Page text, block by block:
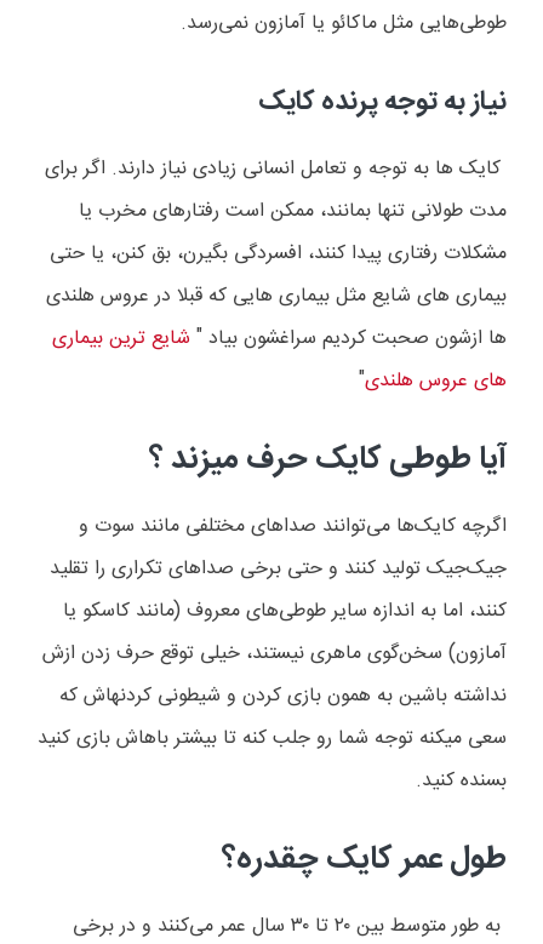
طوطی‌هایی مثل ماکائو یا آمازون نمی‌رسد.
نیاز به توجه پرنده کایک
کایک ها به توجه و تعامل انسانی زیادی نیاز دارند. اگر برای
مدت طولانی تنها بمانند، ممکن است رفتارهای مخرب یا
مشکلات رفتاری پیدا کنند، افسردگی بگیرن، بق کنن، یا حتی
بیماری های شایع مثل بیماری هایی که قبلا در عروس هلندی
ها ازشون صحبت کردیم سراغشون بیاد " شایع ترین بیماری
های عروس هلندی"
آیا طوطی کایک حرف میزند ؟
اگرچه کایک‌ها می‌توانند صداهای مختلفی مانند سوت و
جیک‌جیک تولید کنند و حتی برخی صداهای تکراری را تقلید
کنند، اما به اندازه سایر طوطی‌های معروف (مانند کاسکو یا
آمازون) سخن‌گوی ماهری نیستند، خیلی توقع حرف زدن ازش
نداشته باشین به همون بازی کردن و شیطونی کردنهاش که
سعی میکنه توجه شما رو جلب کنه تا بیشتر باهاش بازی کنید
بسنده کنید.
طول عمر کایک چقدره؟
به طور متوسط بین۲۰تا ۳۰ سال عمر می‌کنند و در برخی